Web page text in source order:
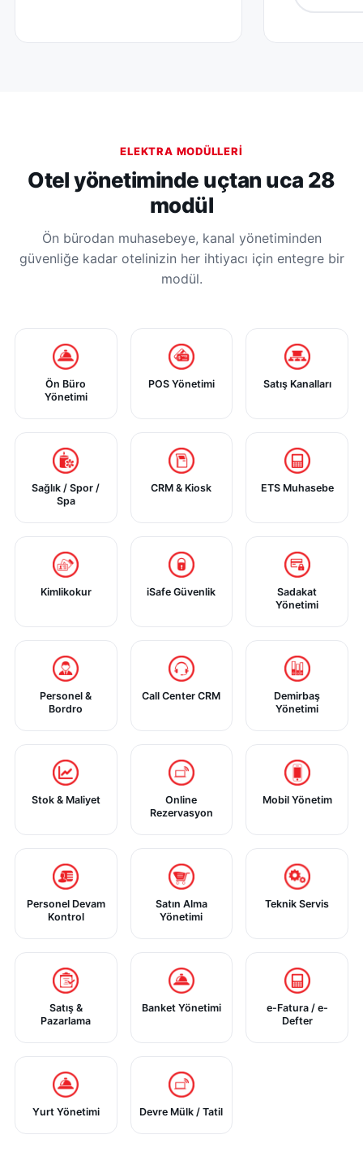
ELEKTRA MODÜLLERI
Otel yönetiminde uçtan uca 28
modül
Ön bürodan muhasebeye, kanal yönetiminden
güvenliğe kadar otelinizin her ihtiyacı için entegre bir
modül.
Ön Büro
Yönetimi
POS Yönetimi Satış Kanalları
Sağlık / Spor /
Spa
CRM & Kiosk ETS Muhasebe
Kimlikokur iSafe Güvenlik
Sadakat
Yönetimi
Personel &
Bordro
Call Center CRM
Demirbaş
Yönetimi
Stok & Maliyet
Online
Rezervasyon
Mobil Yönetim
Personel Devam
Kontrol
Satın Alma
Yönetimi
Teknik Servis
Satış &
Pazarlama
Banket Yönetimi
e-Fatura / e-
Defter
Yurt Yönetimi Devre Mülk / Tatil